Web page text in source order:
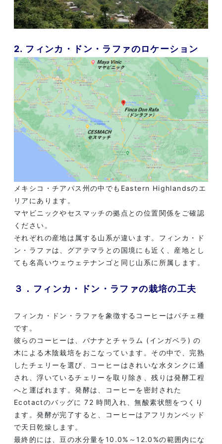
2. フィンカ・ドン・ラファのロケーション
メキシコ・チアパス州の中でもEastern Highlandsのエ
リアにあります。
マヤビニックやセスマッチの拠点との位置関係をご確認
ください。
それぞれの産地は属する山系が違います。フィンカ・ド
ン・ラファは、グアテマラとの国境にも近く、産地とし
ても名高いウェウェテナンゴと同じ山系に所属します。
３．フィンカ・ドン・ラファの栽培の工夫
フィンカ・ドン・ラファを象徴するコーヒーはパチェ種
です。
彼らのコーヒーは、バナナとチャラム (インガベラ) の
木による木陰栽培をおこなっています。その中で、完熟
したチェリーを選び、コーヒーはきれいな水タンクに通
され、浮いているチェリーを取り除き、残りは発酵工程
へと運ばれます。発酵は、コーヒーを密封された
Ecotactのバッグに 72 時間入れ、無酸素状態をつくり
ます。発酵が完了すると、コーヒーはアフリカンベッド
で天日乾燥します。
最終的には、豆の水分量を10.0%～12.0%の範囲内にな